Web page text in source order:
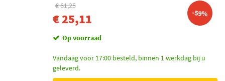
€ 61,25
€ 25,11 -59%
Op voorraad
Vandaag voor 17:00 besteld, binnen 1 werkdag bij u
geleverd.